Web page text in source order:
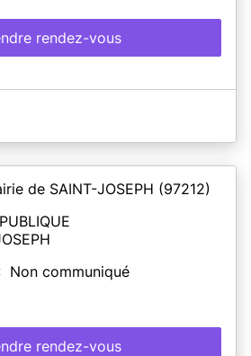
rendez-vous
de SAINT-JOSEPH (97212)
Non communiqué
rendez-vous